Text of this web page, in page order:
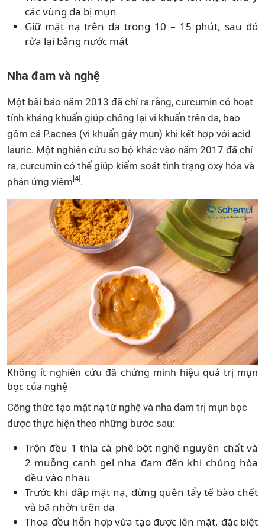
các vùng da bị mụn
Giữ mặt nạ trên da trong 10 – 15 phút, sau đó
rửa lại bằng nước mát
Nha đam và nghệ
Một bài báo năm 2013 đã chỉ ra rằng, curcumin có hoạt
tính kháng khuẩn giúp chống lại vi khuẩn trên da, bao
gồm cả P.acnes (vi khuẩn gây mụn) khi kết hợp với acid
lauric. Một nghiên cứu sơ bộ khác vào năm 2017 đã chỉ
ra, curcumin có thể giúp kiểm soát tình trạng oxy hóa và
phản ứng viêm [4] .
Không ít nghiên cứu đã chứng minh hiệu quả trị mụn
bọc của nghệ
Công thức tạo mặt nạ từ nghệ và nha đam trị mụn bọc
được thực hiện theo những bước sau:
Trộn đều 1 thìa cà phê bột nghệ nguyên chất và
2 muỗng canh gel nha đam đến khi chúng hòa
đều vào nhau
Trước khi đắp mặt nạ, đừng quên tẩy tế bào chết
và bã nhờn trên da
Thoa đều hỗn hợp vừa tạo được lên mặt, đặc biệt